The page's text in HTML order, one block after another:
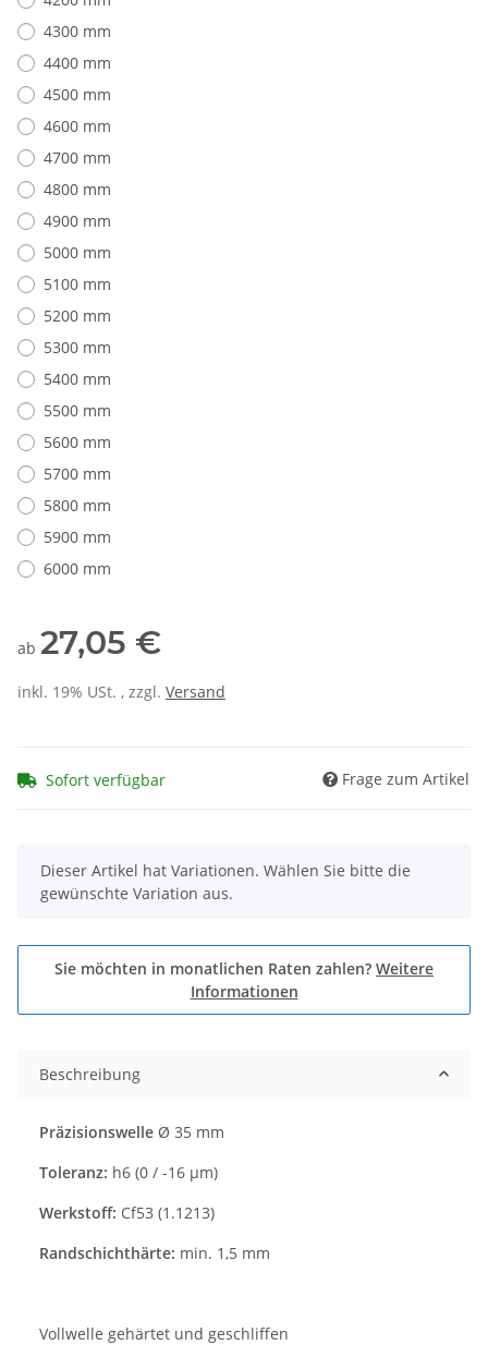
4300 mm
4400 mm
4500 mm
4600 mm
4700 mm
4800 mm
4900 mm
5000 mm
5100 mm
5200 mm
5300 mm
5400 mm
5500 mm
5600 mm
5700 mm
5800 mm
5900 mm
6000 mm
ab 27,05 €
inkl. 19% USt. , zzgl. Versand
Sofort verfügbar Frage zum Artikel
x
Dieser Artikel hat Variationen. Wählen Sie bitte die
gewünschte Variation aus.
Sie möchten in monatlichen Raten zahlen? Weitere
Informationen
Beschreibung
Präzisionswelle Ø 35 mm
Toleranz: h6 (0 / -16 µm)
Werkstoff: Cf53 (1.1213)
Randschichthärte: min. 1,5 mm
Vollwelle gehärtet und geschliffen